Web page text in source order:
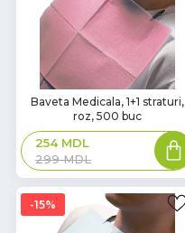
Baveta Medicala, 1+1 straturi,
roz, 500 buc
299MDL
254 MDL
15%